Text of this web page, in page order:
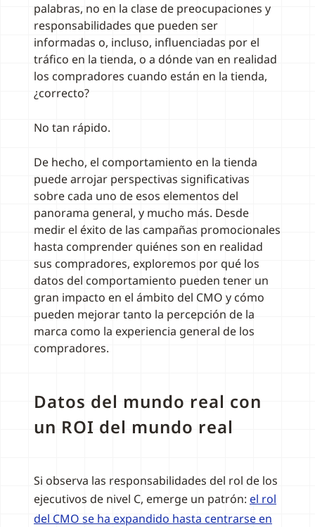
palabras, no en la clase de preocupaciones y
responsabilidades que pueden ser
informadas o, incluso, influenciadas por el
tráfico en la tienda, o a dónde van en realidad
los compradores cuando están en la tienda,
¿correcto?
No tan rápido.
De hecho, el comportamiento en la tienda
puede arrojar perspectivas significativas
sobre cada uno de esos elementos del
panorama general, y mucho más. Desde
medir el éxito de las campañas promocionales
hasta comprender quiénes son en realidad
sus compradores, exploremos por qué los
datos del comportamiento pueden tener un
gran impacto en el ámbito del CMO y cómo
pueden mejorar tanto la percepción de la
marca como la experiencia general de los
compradores.
Datos del mundo real con
un ROI del mundo real
Si observa las responsabilidades del rol de los
ejecutivos de nivel C, emerge un patrón: el rol
del CMO se ha expandido hasta centrarse en